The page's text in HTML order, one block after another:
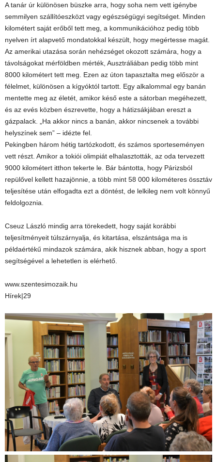
A tanár úr különösen büszke arra, hogy soha nem vett igénybe
semmilyen szállítóeszközt vagy egészségügyi segítséget. Minden
kilométert saját erőből tett meg, a kommunikációhoz pedig több
nyelven írt alapvető mondatokkal készült, hogy megértesse magát.
Az amerikai utazása során nehézséget okozott számára, hogy a
távolságokat mérföldben mérték, Ausztráliában pedig több mint
8000 kilométert tett meg. Ezen az úton tapasztalta meg először a
félelmet, különösen a kígyóktól tartott. Egy alkalommal egy banán
mentette meg az életét, amikor késő este a sátorban megéhezett,
és az evés közben észrevette, hogy a hátizsákjában ereszt a
gázpalack. „Ha akkor nincs a banán, akkor nincsenek a további
helyszínek sem” – idézte fel.
Pekingben három hétig tartózkodott, és számos sporteseményen
vett részt. Amikor a tokiói olimpiát elhalasztották, az oda tervezett
9000 kilométert itthon tekerte le. Bár bántotta, hogy Párizsból
repülővel kellett hazajönnie, a több mint 58 000 kilométeres össztáv
teljesítése után elfogadta ezt a döntést, de lelkileg nem volt könnyű
feldolgoznia.
Cseuz László mindig arra törekedett, hogy saját korábbi
teljesítményeit túlszárnyalja, és kitartása, elszántsága ma is
példaértékű mindazok számára, akik hisznek abban, hogy a sport
segítségével a lehetetlen is elérhető.
www.szentesimozaik.hu
Hírek|29